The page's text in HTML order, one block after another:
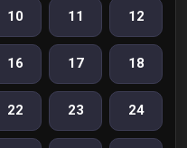
10 11 12
16 17 18
22 23 24